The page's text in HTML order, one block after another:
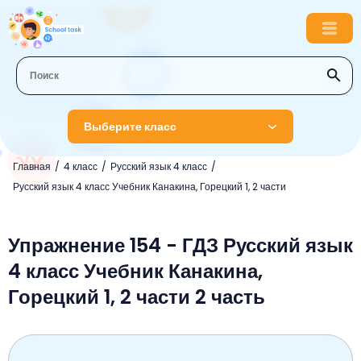
Выберите класс
Главная 4 класс
Русский язык 4 класс
Русский язык 4 класс Учебник Канакина, Горецкий 1, 2 части
1 класс
Русский язык
Литературное чтение
Окружающий мир
Математика
Математика
Английский язык
Информатика
Литературное чтение
3 класс
Музыка
Окружающий мир
4 класс
Упражнение 154 - ГДЗ Русский язык
4 класс Учебник Канакина,
Горецкий 1, 2 части 2 часть